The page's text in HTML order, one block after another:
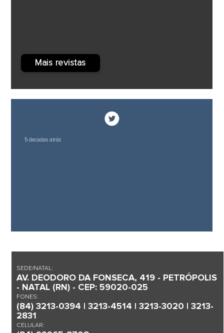
Mais revistas
5 decadas atrás
SEDE/NATAL:
AV. DEODORO DA FONSECA, 419 - PETRÓPOLIS
- NATAL (RN) - CEP: 59020-025
FONES:
(84) 3213-0394 | 3213-4514 | 3213-3020 | 3213-
2831
CELULAR: